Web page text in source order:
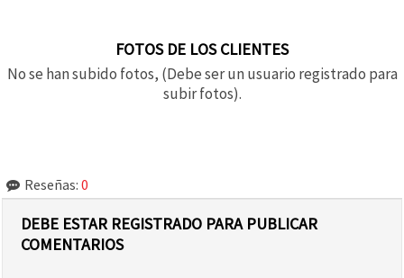
FOTOS DE LOS CLIENTES
No se han subido fotos, (Debe ser un usuario registrado para
subir fotos).
Reseñas: 0
DEBE ESTAR REGISTRADO PARA PUBLICAR
COMENTARIOS